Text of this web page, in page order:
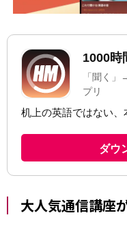
大人気通信講座